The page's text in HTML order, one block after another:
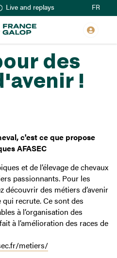
Skip
to
main
content
Live and replays FR
des
!
c'est ce que propose
AFASEC
et de l’élevage de chevaux
passionnants. Pour les
découvrir des métiers d’avenir
recrute. Ce sont des
à l’organisation des
à l’amélioration des races de
metiers/